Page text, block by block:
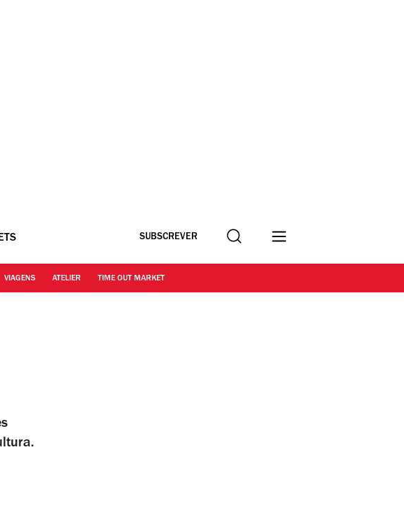
SUBSCREVER Procurar
VIAGENS ATELIER TIME OUT MARKET